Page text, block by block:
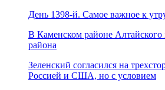
День 1398-й. Самое важное к
В Каменском районе Алтайского
района
Зеленский согласился на
Россией и США, но с условием